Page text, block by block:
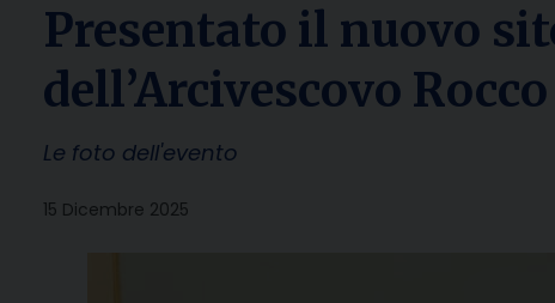
Presentato il nuovo
dell’Arcivescovo
Le foto dell'evento
15 Dicembre 2025